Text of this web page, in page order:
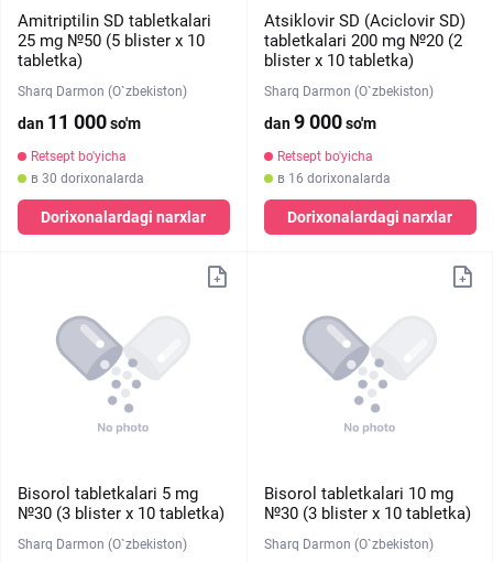
Amitriptilin SD tabletkalari
25 mg №50 (5 blister х 10
tabletka)
Sharq Darmon (O`zbekiston)
dan 11 000so'm
Retsept bo'yicha
в 30 dorixonalarda
Dorixonalardagi narxlar
Atsiklovir SD (Aciclovir SD)
tabletkalari 200 mg №20 (2
blister х 10 tabletka)
Sharq Darmon (O`zbekiston)
dan9 000so'm
Retsept bo'yicha
в 16 dorixonalarda
Dorixonalardagi narxlar
Bisorol tabletkalari 5 mg
№30 (3 blister х 10 tabletka)
Sharq Darmon (O`zbekiston)
Bisorol tabletkalari 10 mg
№30 (3 blister х 10 tabletka)
Sharq Darmon (O`zbekiston)